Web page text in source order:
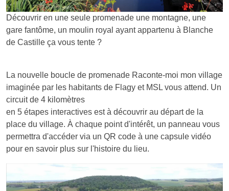
Découvrir en une seule promenade une montagne, une
gare fantôme, un moulin royal ayant appartenu à Blanche
de Castille ça vous tente ?
La nouvelle boucle de promenade Raconte-moi mon village
imaginée par les habitants de Flagy et MSL vous attend. Un
circuit de 4 kilomètres
en 5 étapes interactives est à découvrir au départ de la
place du village. À chaque point d'intérêt, un panneau vous
permettra d'accéder via un QR code à une capsule vidéo
pour en savoir plus sur l'histoire du lieu.